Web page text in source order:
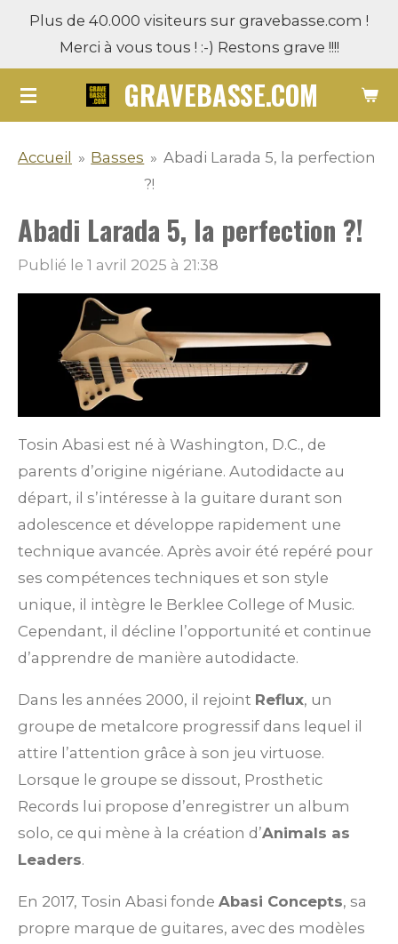
Passer
contenu
principal
GRAVEBASSE.COM
Plus de 40.000 visiteurs sur gravebasse.com !
Merci à vous tous ! :-) Restons grave !!!!
Accueil » Basses » Abadi Larada 5, la perfection
?!
Abadi Larada 5, la perfection ?!
Publié le 1 avril 2025 à 21:38
Tosin Abasi est né à Washington, D.C., de
parents d’origine nigériane. Autodidacte au
départ, il s’intéresse à la guitare durant son
adolescence et développe rapidement une
technique avancée. Après avoir été repéré pour
ses compétences techniques et son style
unique, il intègre le Berklee College of Music.
Cependant, il décline l’opportunité et continue
d’apprendre de manière autodidacte.
Dans les années 2000, il rejoint Reflux, un
groupe de metalcore progressif dans lequel il
attire l’attention grâce à son jeu virtuose.
Lorsque le groupe se dissout, Prosthetic
Records lui propose d’enregistrer un album
solo, ce qui mène à la création d’Animals as
Leaders.
En 2017, Tosin Abasi fonde Abasi Concepts, sa
propre marque de guitares, avec des modèles